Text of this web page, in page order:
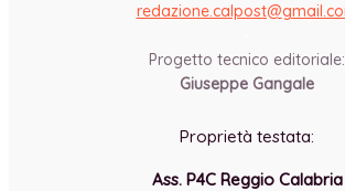
redazione.calpost@
Progetto tecnico editoriale:
Giuseppe Gangale
Proprietà testata:
Ass. P4C Reggio Calabria